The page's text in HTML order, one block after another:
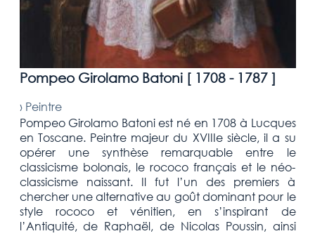
Pompeo Girolamo Batoni [ 1708 - 1787]
› Peintre
Pompeo Girolamo Batoni est né en 1708 à Lucques
en Toscane. Peintre majeur du XVIIIe siècle, il a su
opérer une synthèse remarquable entre le
classicisme bolonais, le rococo français et le néo-
classicisme naissant. Il fut l’un des premiers à
chercher une alternative au goût dominant pour le
style rococo et vénitien, en s’inspirant de
l’Antiquité, de Raphaël, de Nicolas Poussin, ainsi